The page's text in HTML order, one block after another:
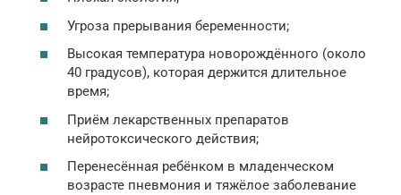
Угроза прерывания беременности;
Высокая температура новорождённого (около
40 градусов), которая держится длительное
время;
Приём лекарственных препаратов
нейротоксического действия;
Перенесённая ребёнком в младенческом
возрасте пневмония и тяжёлое заболевание